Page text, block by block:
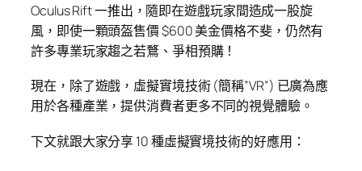
Oculus Rift 一推出，隨即在遊戲玩家間造成一股旋
風，即使一顆頭盔售價 $600 美金價格不斐，仍然有
許多專業玩家趨之若鶩、爭相預購！
現在，除了遊戲，虛擬實境技術 (簡稱”VR”) 已廣為應
用於各種產業，提供消費者更多不同的視覺體驗。
下文就跟大家分享 10 種虛擬實境技術的好應用：